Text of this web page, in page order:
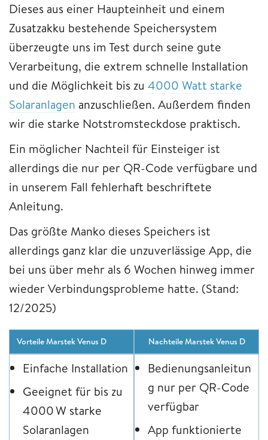
Dieses aus einer Haupteinheit und einem
Zusatzakku bestehende Speichersystem
überzeugte uns im Test durch seine gute
Verarbeitung, die extrem schnelle Installation
und die Möglichkeit bis zu 4000 Watt starke
Solaranlagen anzuschließen. Außerdem finden
wir die starke Notstromsteckdose praktisch.
Ein möglicher Nachteil für Einsteiger ist
allerdings die nur per QR-Code verfügbare und
in unserem Fall fehlerhaft beschriftete
Anleitung.
Das größte Manko dieses Speichers ist
allerdings ganz klar die unzuverlässige App, die
bei uns über mehr als 6 Wochen hinweg immer
wieder Verbindungsprobleme hatte. (Stand:
12/2025)
Vorteile Marstek Venus D Nachteile Marstek Venus D
Einfache Installation
Geeignet für bis zu
4000 W starke
Solaranlagen
Bedienungsanleitun
g nur per QR-Code
verfügbar
App funktionierte